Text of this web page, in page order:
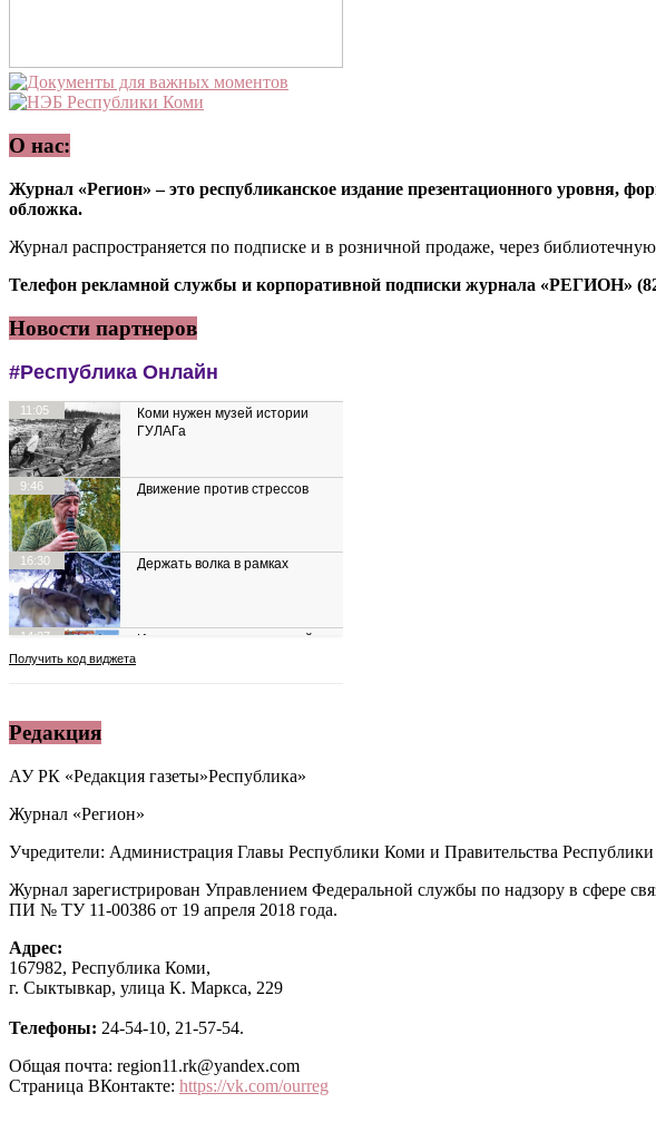
О нас:
Журнал «Регион» – это республиканское издание презентационного уровня,
обложка.
Журнал распространяется по подписке и в розничной продаже, через
Телефон рекламной службы и корпоративной подписки журнала «РЕГИОН»
Новости партнеров
Редакция
АУ РК «Редакция газеты»Республика»
Журнал «Регион»
Учредители: Администрация Главы Республики Коми и Правительства
Журнал зарегистрирован Управлением Федеральной службы по надзору в сфере
ПИ № ТУ 11-00386 от 19 апреля 2018 года.
Адрес:
167982, Республика Коми,
г. Сыктывкар, улица К. Маркса, 229
Телефоны: 24-54-10, 21-57-54.
Общая почта: region11.rk@yandex.com
Страница ВКонтакте: https://vk.com/ourreg